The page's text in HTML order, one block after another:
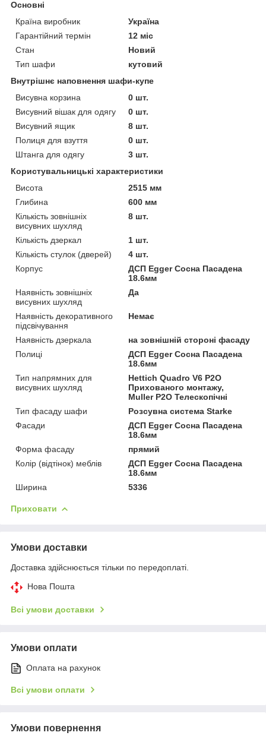
Основні
Країна виробник
Україна
Гарантійний термін
12 міс
Стан
Новий
Тип шафи
кутовий
Внутрішнє наповнення шафи-купе
Висувна корзина
0 шт.
Висувний вішак для одягу
0 шт.
Висувний ящик
8 шт.
Полиця для взуття
0 шт.
Штанга для одягу
3 шт.
Користувальницькі характеристики
Висота
2515 мм
Глибина
600 мм
Кількість зовнішніх
висувних шухляд
8 шт.
Кількість дзеркал
1 шт.
Кількість стулок (дверей)
4 шт.
Корпус
ДСП Egger Сосна Пасадена
18.6мм
Наявність зовнішніх
висувних шухляд
Да
Наявність декоративного
підсвічування
Немає
Наявність дзеркала
на зовнішній стороні фасаду
Полиці
ДСП Egger Сосна Пасадена
18.6мм
Тип напрямних для
висувних шухляд
Hettich Quadro V6 P2O
Прихованого монтажу,
Muller P2O Телескопічні
Тип фасаду шафи
Розсувна система Starke
Фасади
ДСП Egger Сосна Пасадена
18.6мм
Форма фасаду
прямий
Колір (відтінок) меблів
ДСП Egger Сосна Пасадена
18.6мм
Ширина
5336
Приховати
Умови доставки
Доставка здійснюється тільки по передоплаті.
Нова Пошта
Всі умови доставки
Умови оплати
Оплата на рахунок
Всі умови оплати
Умови повернення